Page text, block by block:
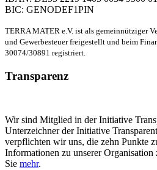
BIC: GENODEF1PIN
TERRA MATER e.V. ist als gemeinnütziger
und Gewerbesteuer freigestellt und beim
30074/30891 registriert.
Transparenz
Wir sind Mitglied in der Initiative
Unterzeichner der Initiative
verpflichten wir uns, die zehn Punkte
Informationen zu unserer
Sie mehr.